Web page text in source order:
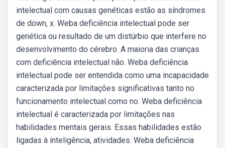
intelectual com causas genéticas estão as síndromes
de down, x. Weba deficiência intelectual pode ser
genética ou resultado de um distúrbio que interfere no
desenvolvimento do cérebro. A maioria das crianças
com deficiência intelectual não. Weba deficiência
intelectual pode ser entendida como uma incapacidade
caracterizada por limitações significativas tanto no
funcionamento intelectual como no. Weba deficiência
intelectual é caracterizada por limitações nas
habilidades mentais gerais. Essas habilidades estão
ligadas à inteligência, atividades. Weba deficiência